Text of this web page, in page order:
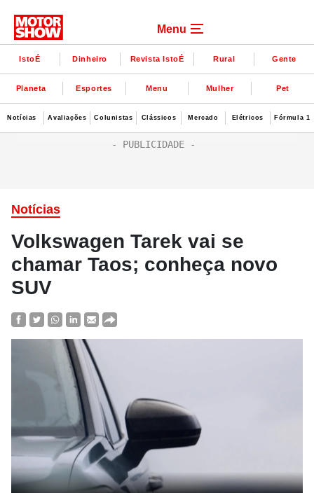
Menu
IstoÉ Dinheiro Revista IstoÉ Rural Gente
Planeta Esportes Menu Mulher Pet
Notícias Avaliações Colunistas Clássicos Mercado Elétricos Fórmula 1
Notícias
Volkswagen Tarek vai se
chamar Taos; conheça novo
SUV